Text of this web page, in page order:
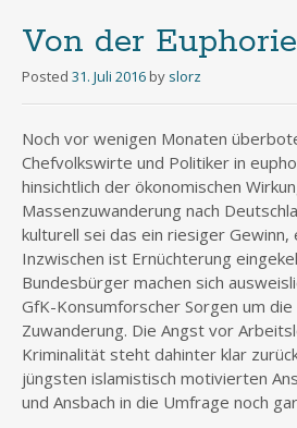
Von der
Posted 31. Juli 2016 by slorz
Noch vor wenigen Monaten
Chefvolkswirte und Politiker in
hinsichtlich der ökonomischen
Massenzuwanderung nach
kulturell sei das ein riesiger Gewinn,
Inzwischen ist Ernüchterung
Bundesbürger machen sich
GfK-Konsumforscher Sorgen um
Zuwanderung. Die Angst vor
Kriminalität steht dahinter klar
jüngsten islamistisch motivierten
und Ansbach in die Umfrage noch